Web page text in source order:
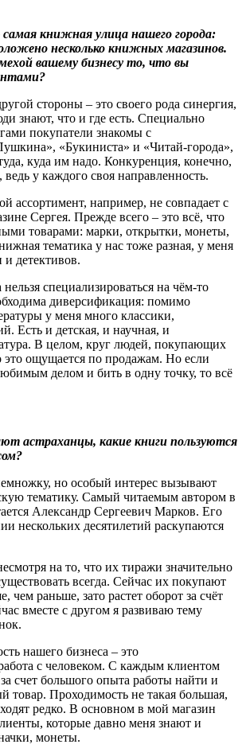
книжная улица нашего города:
несколько книжных магазинов.
вашему бизнесу то, что вы
стороны – это своего рода синергия,
знают, что и где есть. Специально
покупатели знакомы с
«Букиниста» и «Читай-города»,
куда им надо. Конкуренция, конечно,
ведь у каждого своя направленность.
ассортимент, например, не совпадает с
Сергея. Прежде всего – это всё, что
товарами: марки, открытки, монеты,
тематика у нас тоже разная, у меня
детективов.
специализироваться на чём-то
диверсификация: помимо
у меня много классики,
Есть и детская, и научная, и
В целом, круг людей, покупающих
это ощущается по продажам. Но если
делом и бить в одну точку, то всё
астраханцы, какие книги пользуются
но особый интерес вызывают
тематику. Самый читаемым автором в
Александр Сергеевич Марков. Его
нескольких десятилетий раскупаются
на то, что их тиражи значительно
всегда. Сейчас их покупают
чем раньше, зато растет оборот за счёт
вместе с другом я развиваю тему
нашего бизнеса – это
с человеком. С каждым клиентом
счет большого опыта работы найти и
товар. Проходимость не такая большая,
редко. В основном в мой магазин
которые давно меня знают и
монеты.